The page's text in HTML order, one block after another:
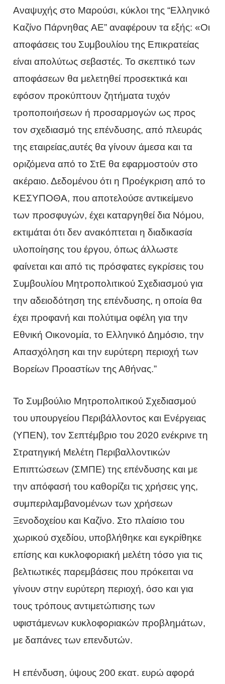
Αναψυχής στο Μαρούσι, κύκλοι της “Ελληνικό
Καζίνο Πάρνηθας AE” αναφέρουν τα εξής: «Οι
αποφάσεις του Συμβουλίου της Επικρατείας
είναι απολύτως σεβαστές. Το σκεπτικό των
αποφάσεων θα μελετηθεί προσεκτικά και
εφόσον προκύπτουν ζητήματα τυχόν
τροποποιήσεων ή προσαρμογών ως προς
τον σχεδιασμό της επένδυσης, από πλευράς
της εταιρείας,αυτές θα γίνουν άμεσα και τα
οριζόμενα από το ΣτΕ θα εφαρμοστούν στο
ακέραιο. Δεδομένου ότι η Προέγκριση από το
ΚΕΣΥΠΟΘΑ, που αποτελούσε αντικείμενο
των προσφυγών, έχει καταργηθεί δια Νόμου,
εκτιμάται ότι δεν ανακόπτεται η διαδικασία
υλοποίησης του έργου, όπως άλλωστε
φαίνεται και από τις πρόσφατες εγκρίσεις του
Συμβουλίου Μητροπολιτικού Σχεδιασμού για
την αδειοδότηση της επένδυσης, η οποία θα
έχει προφανή και πολύτιμα οφέλη για την
Εθνική Οικονομία, το Ελληνικό Δημόσιο, την
Απασχόληση και την ευρύτερη περιοχή των
Βορείων Προαστίων της Αθήνας.”
Το Συμβούλιο Μητροπολιτικού Σχεδιασμού
του υπουργείου Περιβάλλοντος και Ενέργειας
(ΥΠΕΝ), τον Σεπτέμβριο του 2020 ενέκρινε τη
Στρατηγική Μελέτη Περιβαλλοντικών
Επιπτώσεων (ΣΜΠΕ) της επένδυσης και με
την απόφασή του καθορίζει τις χρήσεις γης,
συμπεριλαμβανομένων των χρήσεων
Ξενοδοχείου και Καζίνο. Στο πλαίσιο του
χωρικού σχεδίου, υποβλήθηκε και εγκρίθηκε
επίσης και κυκλοφοριακή μελέτη τόσο για τις
βελτιωτικές παρεμβάσεις που πρόκειται να
γίνουν στην ευρύτερη περιοχή, όσο και για
τους τρόπους αντιμετώπισης των
υφιστάμενων κυκλοφοριακών προβλημάτων,
με δαπάνες των επενδυτών.
Η επένδυση, ύψους 200 εκατ. ευρώ αφορά